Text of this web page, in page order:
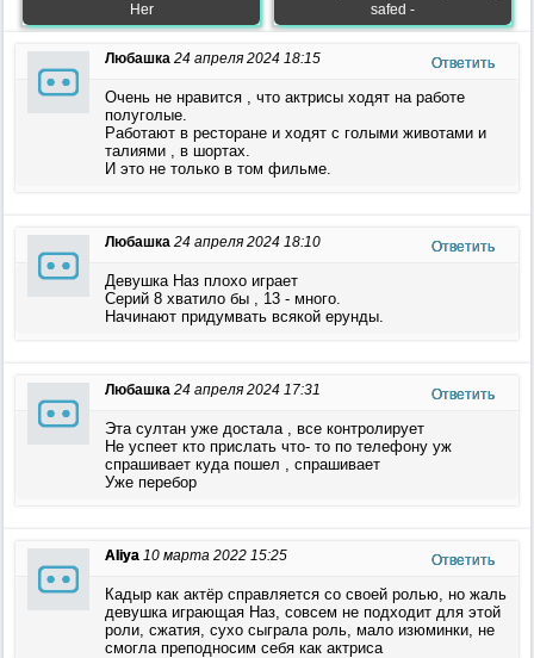
Her
safed -
Любашка 24 апреля 2024 18:15 Ответить
Очень не нравится , что актрисы ходят на работе
полуголые.
Работают в ресторане и ходят с голыми животами и
талиями , в шортах.
И это не только в том фильме.
Любашка 24 апреля 2024 18:10 Ответить
Девушка Наз плохо играет
Серий 8 хватило бы , 13 - много.
Начинают придумвать всякой ерунды.
Любашка 24 апреля 2024 17:31 Ответить
Эта султан уже достала , все контролирует
Не успеет кто прислать что- то по телефону уж
спрашивает куда пошел , спрашивает
Уже перебор
Aliya 10 марта 2022 15:25 Ответить
Кадыр как актёр справляется со своей ролью, но жаль
девушка играющая Наз, совсем не подходит для этой
роли, сжатия, сухо сыграла роль, мало изюминки, не
смогла преподносим себя как актриса